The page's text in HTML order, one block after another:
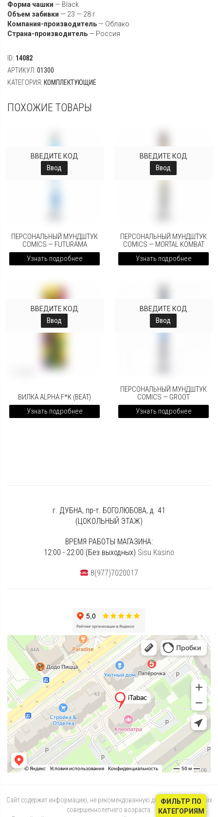
Форма чашки — Black
Объем забивки — 23 — 28 г
Компания-производитель — Облако
Страна-производитель — Россия
ID: 14082
АРТИКУЛ: 01300
КАТЕГОРИЯ: КОМПЛЕКТУЮЩИЕ
ПОХОЖИЕ ТОВАРЫ
ВВЕДИТЕ КОД
Ввод
ПЕРСОНАЛЬНЫЙ МУНДШТУК
COMICS — FUTURAMA
Узнать подробнее
ВВЕДИТЕ КОД
Ввод
ПЕРСОНАЛЬНЫЙ МУНДШТУК
COMICS — MORTAL KOMBAT
Узнать подробнее
ВВЕДИТЕ КОД
Ввод
ВИЛКА ALPHA F*K (BEAT)
Узнать подробнее
ВВЕДИТЕ КОД
Ввод
ПЕРСОНАЛЬНЫЙ МУНДШТУК
COMICS — GROOT
Узнать подробнее
г. ДУБНА, пр-т. БОГОЛЮБОВА, д. 41
(ЦОКОЛЬНЫЙ ЭТАЖ)
ВРЕМЯ РАБОТЫ МАГАЗИНА:
12:00 - 22:00 (Без выходных) Sisu Kasino
8(977)7020017
Сайт содержит информацию, не рекомендованную для лиц, не достигших
совершеннолетнего возраста.
ФИЛЬТР ПО
КАТЕГОРИЯМ